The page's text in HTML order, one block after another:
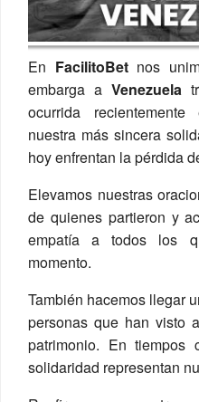
En FacilitoBetnos
embarga a Venezuela
ocurrida
nuestra más sincera
hoy enfrentan la pérdida
Elevamos nuestras
de quienes partieron y
empatía a todos los
momento.
También hacemos llegar
personas que han visto
patrimonio. En
solidaridad representan